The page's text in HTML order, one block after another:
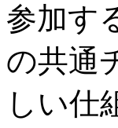
参加す
の共通
しい仕